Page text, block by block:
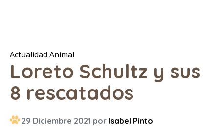
Actualidad Animal
Loreto Schultz y sus
8 rescatados
29 Diciembre 2021 por Isabel Pinto